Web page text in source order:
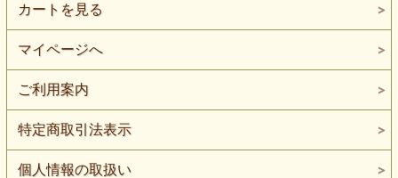
カートを見る
マイページへ
ご利用案内
特定商取引法表示
個人情報の取扱い